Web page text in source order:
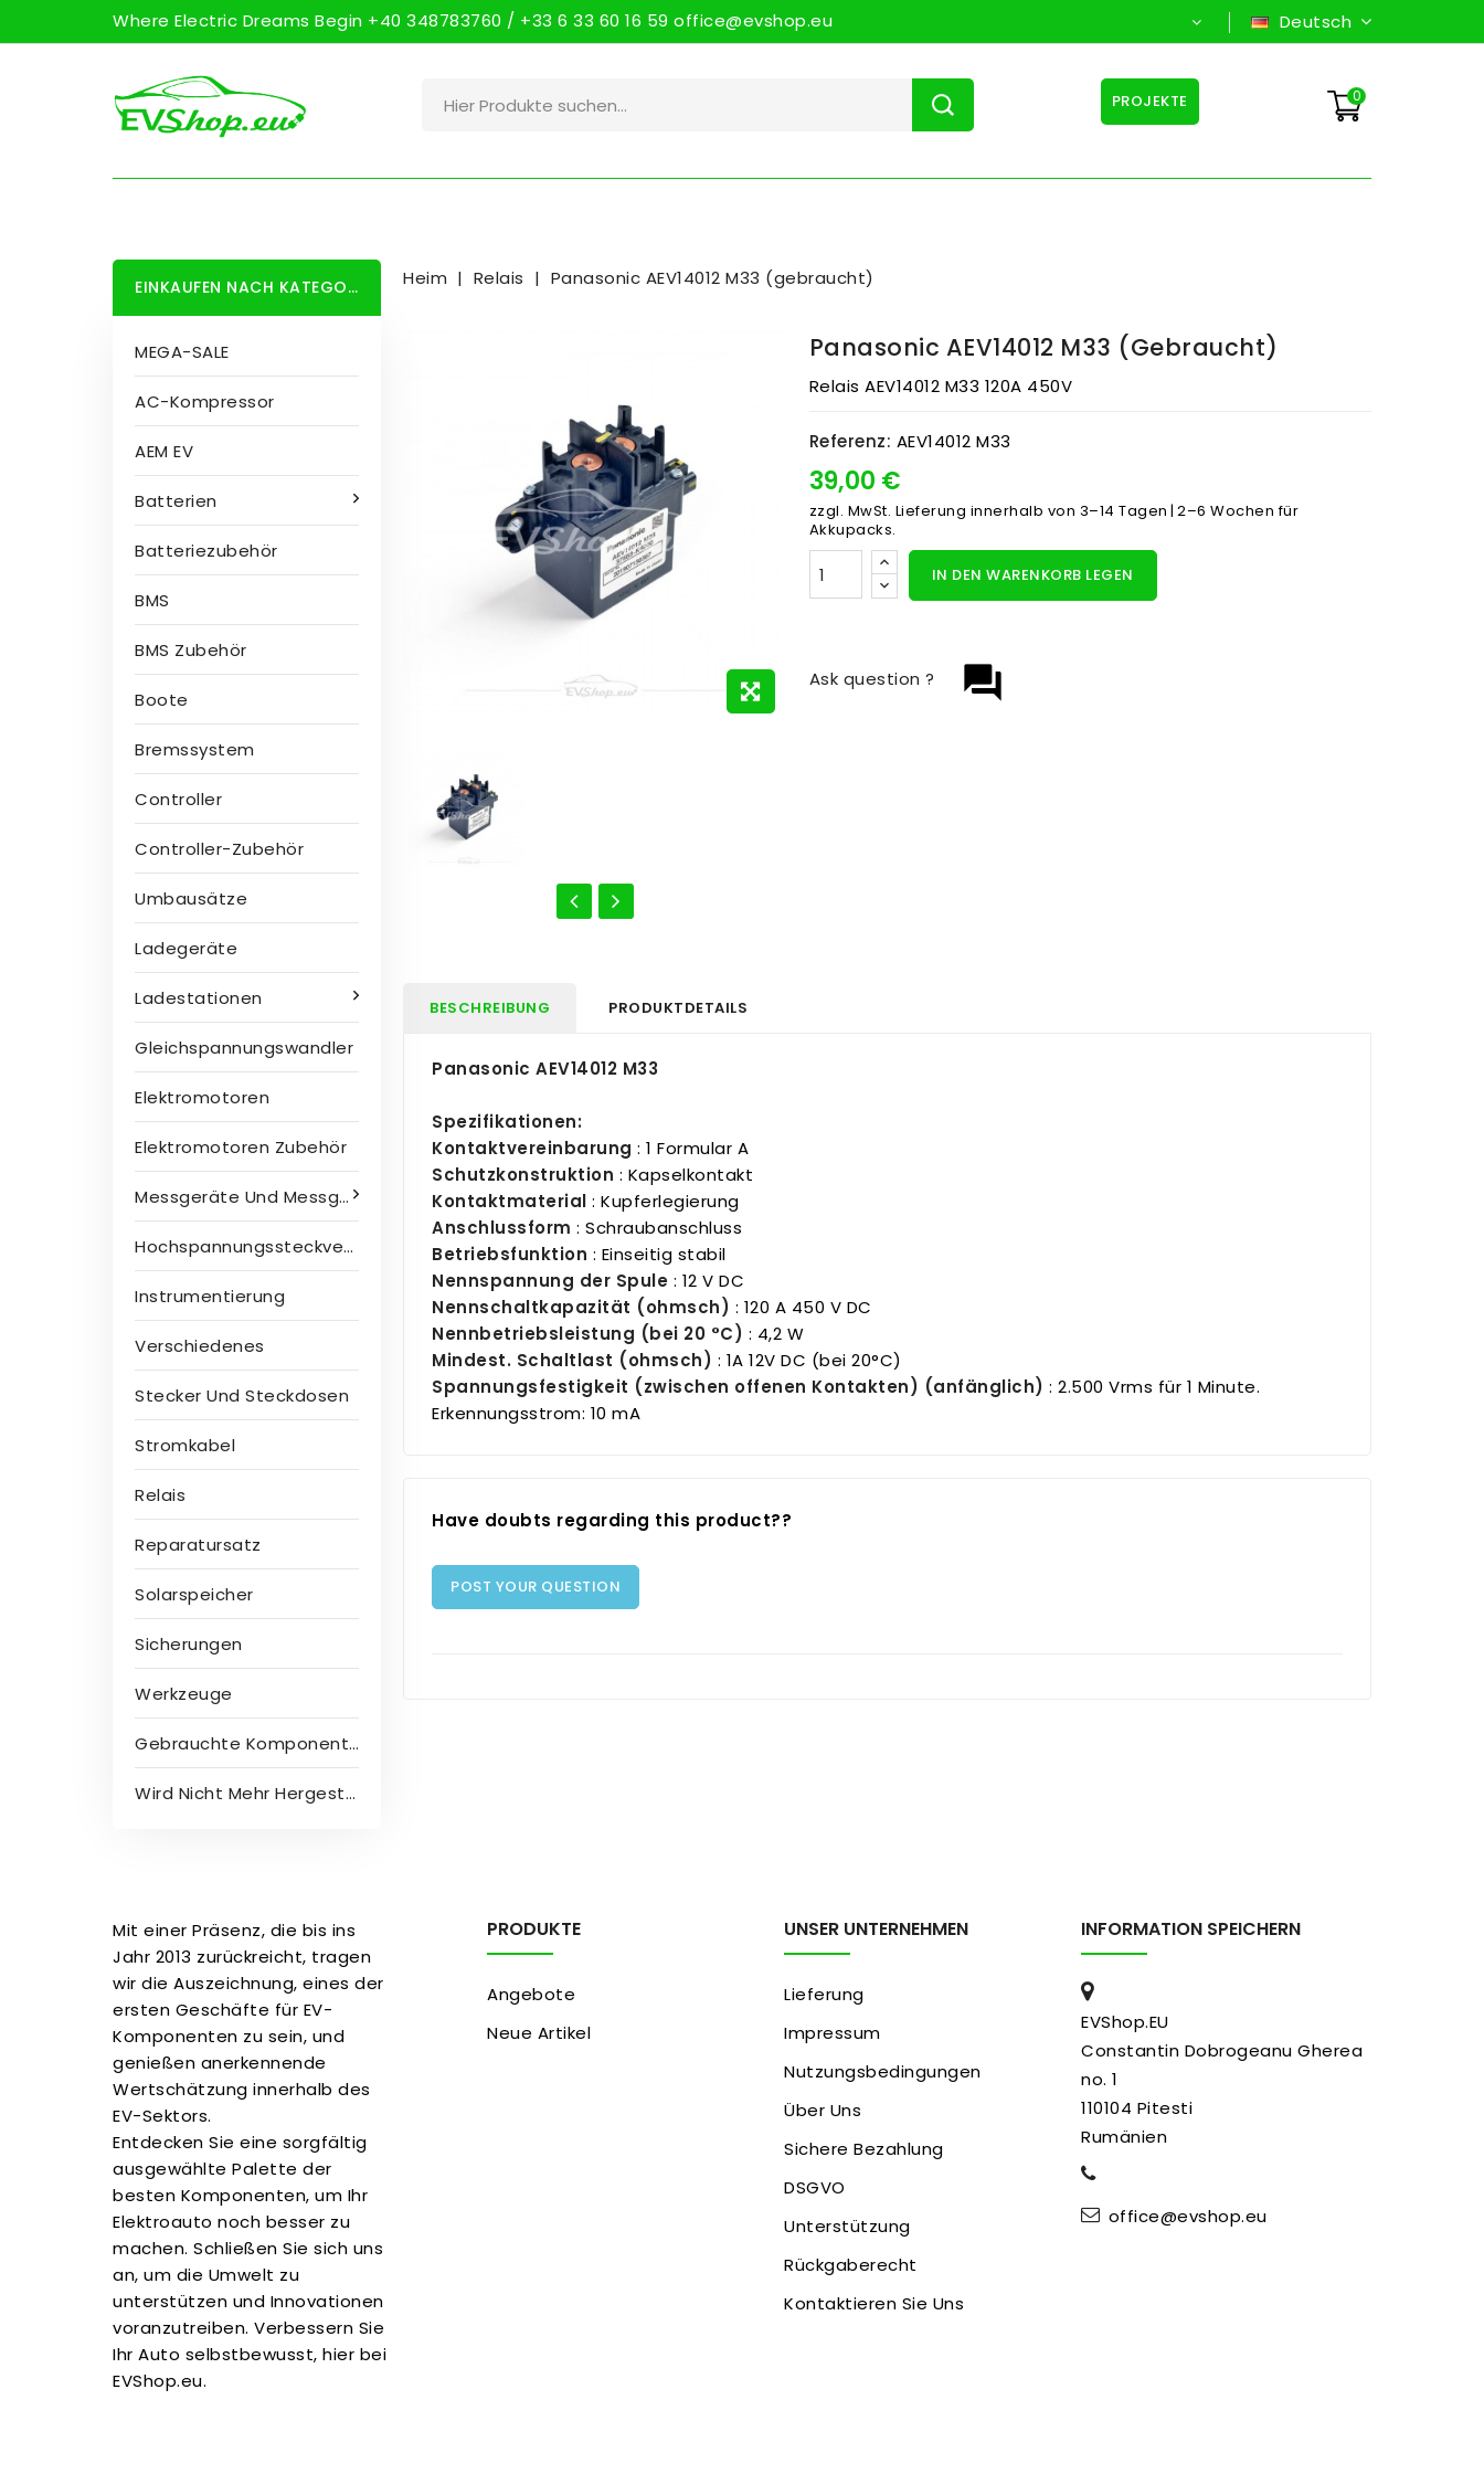
Where Electric Dreams Begin +40 348783760 / +33 6 33 60 16 59 office@evshop.eu Deutsch
0
PROJEKTE
EINKAUFEN NACH KATEGORIE
MEGA-SALE
AC-Kompressor
AEM EV
Batterien
Batteriezubehör
BMS
BMS Zubehör
Boote
Bremssystem
Controller
Controller-Zubehör
Umbausätze
Ladegeräte
Ladestationen
Gleichspannungswandler
Elektromotoren
Elektromotoren Zubehör
Messgeräte Und Messgeräte
Hochspannungssteckverbinder
Instrumentierung
Verschiedenes
Stecker Und Steckdosen
Stromkabel
Relais
Reparatursatz
Solarspeicher
Sicherungen
Werkzeuge
Gebrauchte Komponenten
Wird Nicht Mehr Hergestellt
Heim Relais Panasonic AEV14012 M33 (gebraucht)
Panasonic AEV14012 M33 (gebraucht)
Relais AEV14012 M33 120A 450V
Referenz: AEV14012 M33
39,00 €
zzgl. MwSt. Lieferung innerhalb von 3–14 Tagen | 2–6 Wochen für
Akkupacks.
IN DEN WARENKORB LEGEN
question_answer
Ask question ?
BESCHREIBUNG PRODUKTDETAILS
Panasonic AEV14012 M33
Spezifikationen:
Kontaktvereinbarung : 1 Formular A
Schutzkonstruktion : Kapselkontakt
Kontaktmaterial : Kupferlegierung
Anschlussform : Schraubanschluss
Betriebsfunktion : Einseitig stabil
Nennspannung der Spule : 12 V DC
Nennschaltkapazität (ohmsch) : 120 A 450 V DC
Nennbetriebsleistung (bei 20 °C) : 4,2 W
Mindest. Schaltlast (ohmsch) : 1A 12V DC (bei 20°C)
Spannungsfestigkeit (zwischen offenen Kontakten) (anfänglich) : 2.500 Vrms für 1 Minute.
Erkennungsstrom: 10 mA
Have doubts regarding this product??
POST YOUR QUESTION
Mit einer Präsenz, die bis ins
Jahr 2013 zurückreicht, tragen
wir die Auszeichnung, eines der
ersten Geschäfte für EV-
Komponenten zu sein, und
genießen anerkennende
Wertschätzung innerhalb des
EV-Sektors.
Entdecken Sie eine sorgfältig
ausgewählte Palette der
besten Komponenten, um Ihr
Elektroauto noch besser zu
machen. Schließen Sie sich uns
an, um die Umwelt zu
unterstützen und Innovationen
voranzutreiben. Verbessern Sie
Ihr Auto selbstbewusst, hier bei
EVShop.eu.
PRODUKTE
Angebote
Neue Artikel
UNSER UNTERNEHMEN
Lieferung
Impressum
Nutzungsbedingungen
Über Uns
Sichere Bezahlung
DSGVO
Unterstützung
Rückgaberecht
Kontaktieren Sie Uns
INFORMATION SPEICHERN
EVShop.EU
Constantin Dobrogeanu Gherea
no. 1
110104 Pitesti
Rumänien
office@evshop.eu